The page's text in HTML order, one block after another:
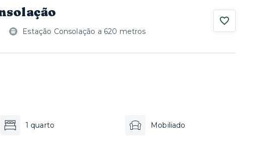
Estação Consolação a 620 metros
1 quarto Mobiliado